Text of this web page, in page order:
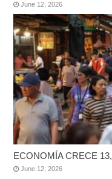
June 12, 2026
ECONOMÍA CRECE
June 12, 2026